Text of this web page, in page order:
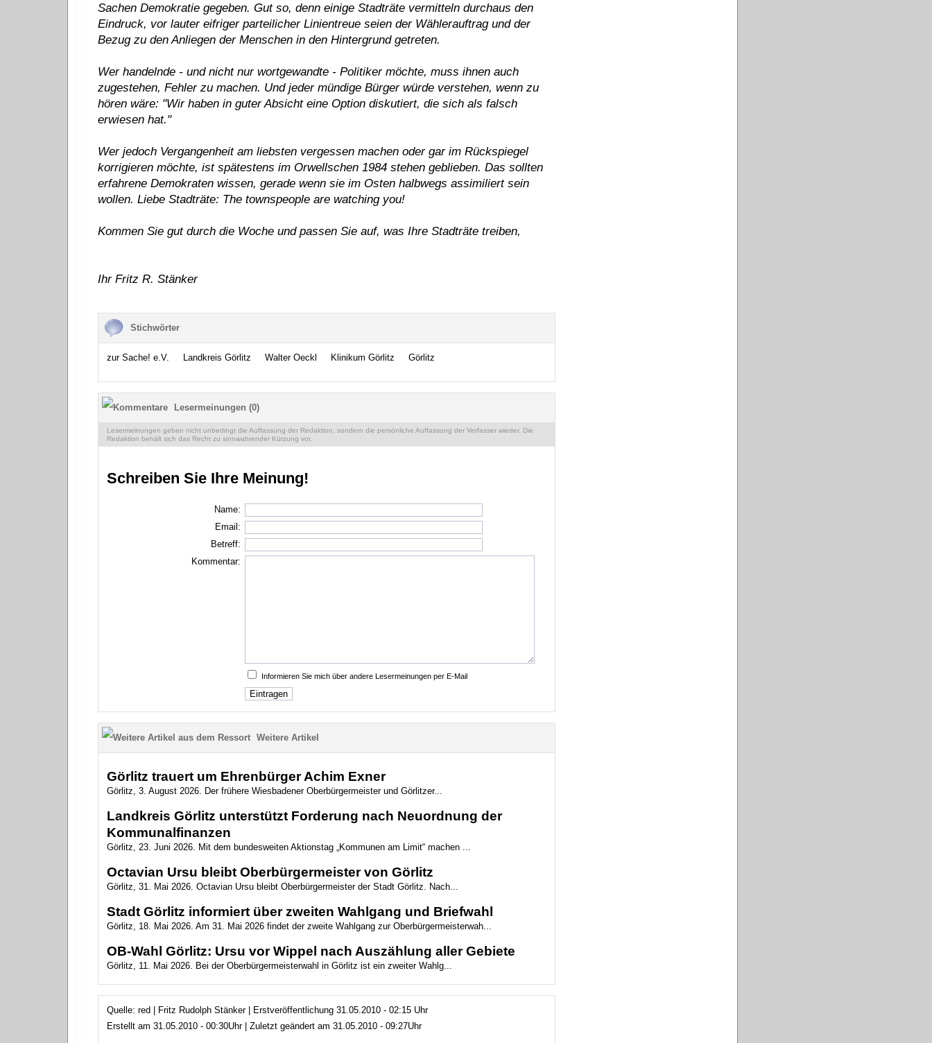
Sachen Demokratie gegeben. Gut so, denn einige Stadträte vermitteln durchaus den
Eindruck, vor lauter eifriger parteilicher Linientreue seien der Wählerauftrag und der
Bezug zu den Anliegen der Menschen in den Hintergrund getreten.
Wer handelnde - und nicht nur wortgewandte - Politiker möchte, muss ihnen auch
zugestehen, Fehler zu machen. Und jeder mündige Bürger würde verstehen, wenn zu
hören wäre: "Wir haben in guter Absicht eine Option diskutiert, die sich als falsch
erwiesen hat."
Wer jedoch Vergangenheit am liebsten vergessen machen oder gar im Rückspiegel
korrigieren möchte, ist spätestens im Orwellschen 1984 stehen geblieben. Das sollten
erfahrene Demokraten wissen, gerade wenn sie im Osten halbwegs assimiliert sein
wollen. Liebe Stadträte: The townspeople are watching you!
Kommen Sie gut durch die Woche und passen Sie auf, was Ihre Stadträte treiben,
Ihr Fritz R. Stänker
Stichwörter
zur Sache! e.V. Landkreis Görlitz Walter Oeckl Klinikum Görlitz Görlitz
Lesermeinungen (0)
Lesermeinungen geben nicht unbedingt die Auffassung der Redaktion, sondern die persönliche Auffassung der Verfasser wieder. Die
Redaktion behält sich das Recht zu sinnwahrender Kürzung vor.
Schreiben Sie Ihre Meinung!
Name:
Email:
Betreff:
Kommentar:
Informieren Sie mich über andere Lesermeinungen per E-Mail
Weitere Artikel
Görlitz trauert um Ehrenbürger Achim Exner
Görlitz, 3. August 2026. Der frühere Wiesbadener Oberbürgermeister und Görlitzer...
Landkreis Görlitz unterstützt Forderung nach Neuordnung der
Kommunalfinanzen
Görlitz, 23. Juni 2026. Mit dem bundesweiten Aktionstag „Kommunen am Limit“ machen ...
Octavian Ursu bleibt Oberbürgermeister von Görlitz
Görlitz, 31. Mai 2026. Octavian Ursu bleibt Oberbürgermeister der Stadt Görlitz. Nach...
Stadt Görlitz informiert über zweiten Wahlgang und Briefwahl
Görlitz, 18. Mai 2026. Am 31. Mai 2026 findet der zweite Wahlgang zur Oberbürgermeisterwah...
OB-Wahl Görlitz: Ursu vor Wippel nach Auszählung aller Gebiete
Görlitz, 11. Mai 2026. Bei der Oberbürgermeisterwahl in Görlitz ist ein zweiter Wahlg...
Quelle: red | Fritz Rudolph Stänker | Erstveröffentlichung 31.05.2010 - 02:15 Uhr
Erstellt am 31.05.2010 - 00:30Uhr | Zuletzt geändert am 31.05.2010 - 09:27Uhr